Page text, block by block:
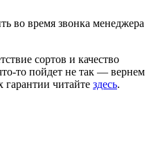
во время звонка менеджера
сортов и качество
то пойдет не так — вернем
гарантии читайте здесь.